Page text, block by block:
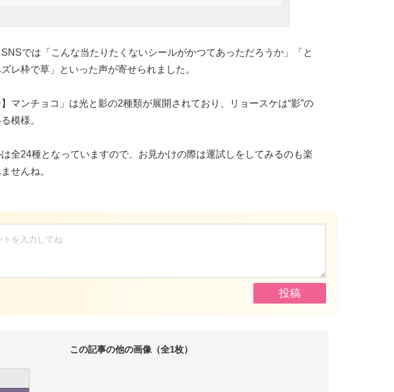
では「こんな当たりたくないシールがかつてあっただろうか」「と
レ枠で草」といった声が寄せられました。
】マンチョコ」は光と影の2種類が展開されており、リョースケは“影”の
模様。
全24種となっていますので、お見かけの際は運試しをしてみるのも楽
せんね。
この記事の他の画像（全1枚）